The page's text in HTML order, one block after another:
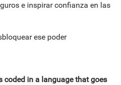
e inspirar confianza en las
ese poder
coded in a language that goes